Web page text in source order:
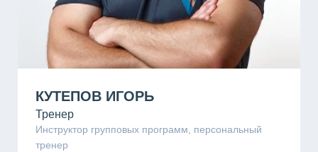
КУТЕПОВ ИГОРЬ
Тренер
Инструктор групповых программ, персональный
тренер